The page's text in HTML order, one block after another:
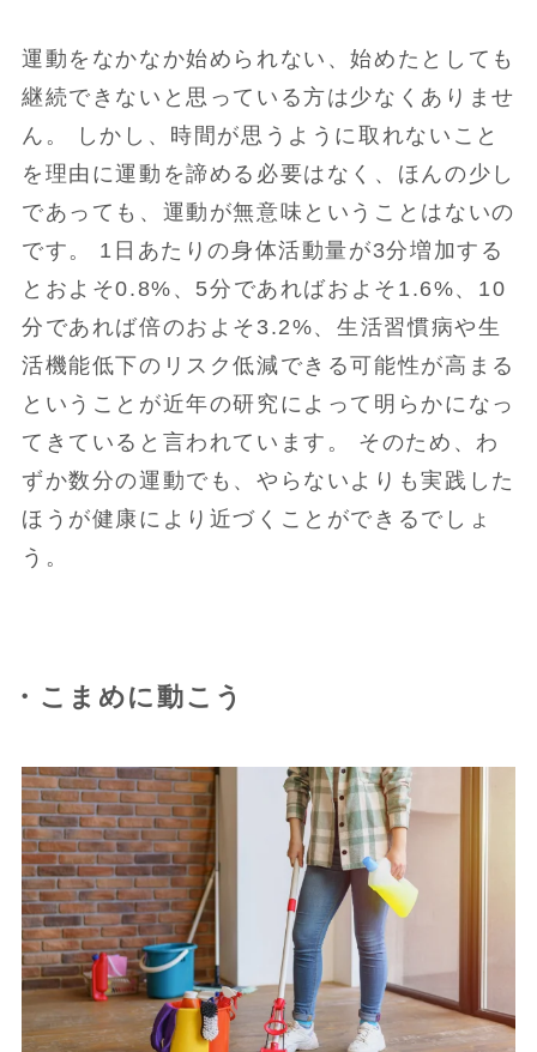
運動をなかなか始められない、始めたとしても
継続できないと思っている方は少なくありませ
ん。 しかし、時間が思うように取れないこと
を理由に運動を諦める必要はなく、ほんの少し
であっても、運動が無意味ということはないの
です。 1日あたりの身体活動量が3分増加する
とおよそ0.8%、5分であればおよそ1.6%、10
分であれば倍のおよそ3.2%、生活習慣病や生
活機能低下のリスク低減できる可能性が高まる
ということが近年の研究によって明らかになっ
てきていると言われています。 そのため、わ
ずか数分の運動でも、やらないよりも実践した
ほうが健康により近づくことができるでしょ
う。
・こまめに動こう